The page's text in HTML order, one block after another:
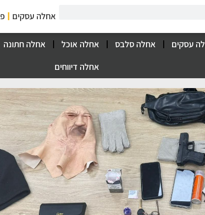
אחלה עסקים
עסקים אחלה סלבס אחלה אוכל אחלה חתונה
אחלה דיווחים